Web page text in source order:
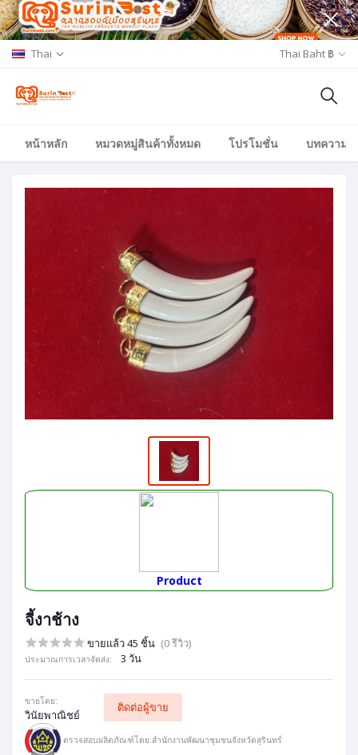
Thai Thai Baht ฿
หน้าหลัก หมวดหมู่สินค้าทั้งหมด โปรโมชั่น บทความ/
Product
จี้งาช้าง
ขายแล้ว 45 ชิ้น (0 รีวิว)
ประมาณการเวลาจัดส่ง: 3 วัน
ขายโดย:
วินัยพาณิชย์
ติดต่อผู้ขาย
ตรวจสอบผลิตภัณฑ์โดย:สำนักงานพัฒนาชุมชนจังหวัดสุรินทร์